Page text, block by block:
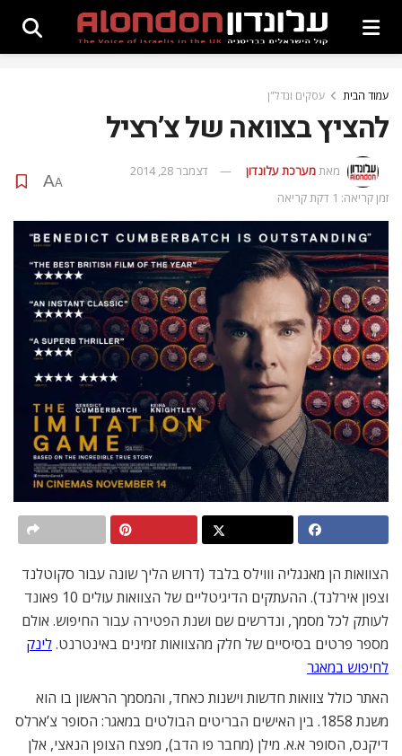
עמוד הבית עסקים ונדל"ן
להציץ בצוואה של צ’רציל
מאתמערכת עלונדון
דצמבר 28, 2014
זמן קריאה: 1 דקת קריאה
A
A
הצוואות הן מאנגליה וווילס בלבד (דרוש הליך שונה עבור סקוטלנד
וצפון אירלנד). ההעתקים הדיגיטליים של הצוואות עולים 10 פאונד
לעותק לכל מסמך, ונדרשים שם ושנת הפטירה עבור החיפוש. אולם
מספר פרטים בסיסיים של חלק מהצוואות זמינים באינטרנט.לינק
לחיפוש במאגר
האתר כולל צוואות חדשות וישנות כאחד, והמסמך הראשון בו הוא
משנת 1858. בין האישים הבריטים הבולטים במאגר: הסופר צ’ארלס
דיקנס, הסופר א.א. מילן (מחבר פו הדב), מפצח הצופן הנאצי, אלן